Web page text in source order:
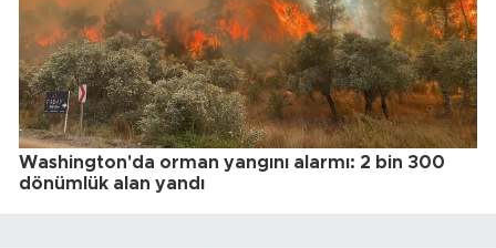
Washington'da orman yangını alarmı: 2 bin 300
dönümlük alan yandı